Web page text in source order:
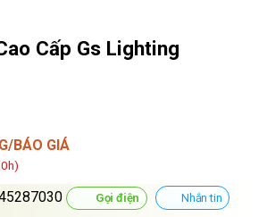
Cấp Gs Lighting
BÁO GIÁ
Gọi điện Nhắn tin